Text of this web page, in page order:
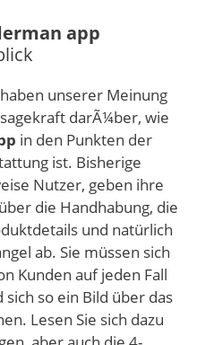
app
unserer Meinung
darÃ¼ber, wie
in den Punkten der
ist. Bisherige
Nutzer, geben ihre
die Handhabung, die
und natürlich
ab. Sie müssen sich
Kunden auf jeden Fall
so ein Bild über das
Lesen Sie sich dazu